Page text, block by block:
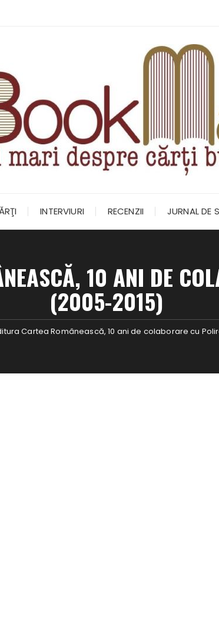
INTERVIURI RECENZII JURNAL DE
10 ANI DE
(2005-2015)
Cartea Românească, 10 ani de colaborare cu